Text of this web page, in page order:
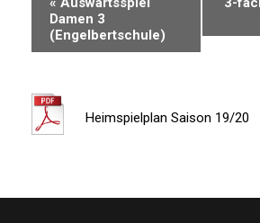
Damen 3
(Engelbertschule)
Heimspielplan Saison 19/20